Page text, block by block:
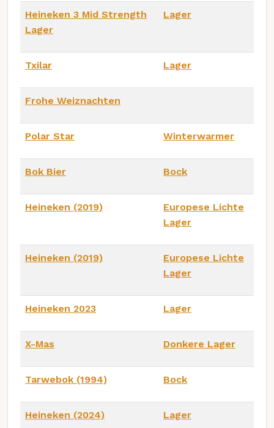
Heineken 3 Mid Strength
Lager
Lager
Txilar Lager
Frohe Weiznachten
Polar Star Winterwarmer
Bok Bier Bock
Heineken (2019)
Europese Lichte
Lager
Heineken (2019)
Europese Lichte
Lager
Heineken 2023 Lager
X-Mas Donkere Lager
Tarwebok (1994) Bock
Heineken (2024) Lager